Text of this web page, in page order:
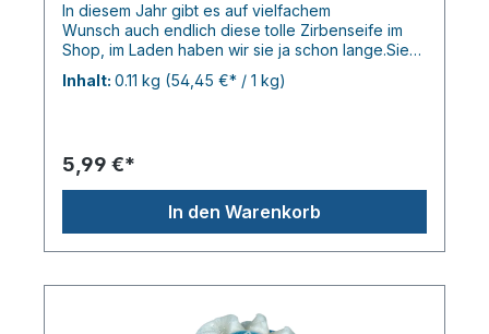
In diesem Jahr gibt es auf vielfachem
Wunsch auch endlich diese tolle Zirbenseife im
Shop, im Laden haben wir sie ja schon lange.Sie
duftet herb frisch nach Zirbe und ist ein echtes
Schätzchen. je.110gr.
Inhalt: 0.11 kg (54,45 €* / 1 kg)
5,99 €*
In den Warenkorb